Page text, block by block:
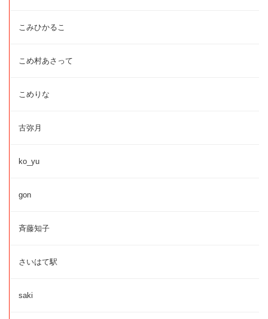
こみひかるこ
こめ村あさって
こめりな
古弥月
ko_yu
gon
斉藤知子
さいはて駅
saki